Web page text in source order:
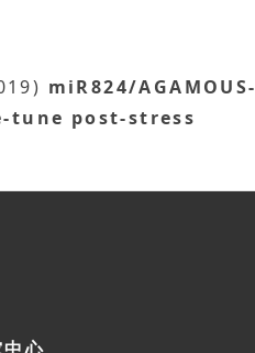
miR824/AGAMOUS-
tune post-stress